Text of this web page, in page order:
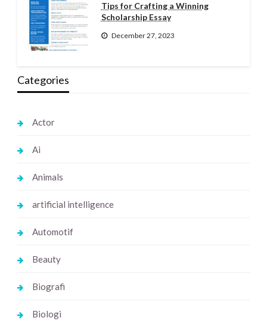
Tips for Crafting a Winning
Scholarship Essay
December 27, 2023
Categories
Actor
Ai
Animals
artificial intelligence
Automotif
Beauty
Biografi
Biologi